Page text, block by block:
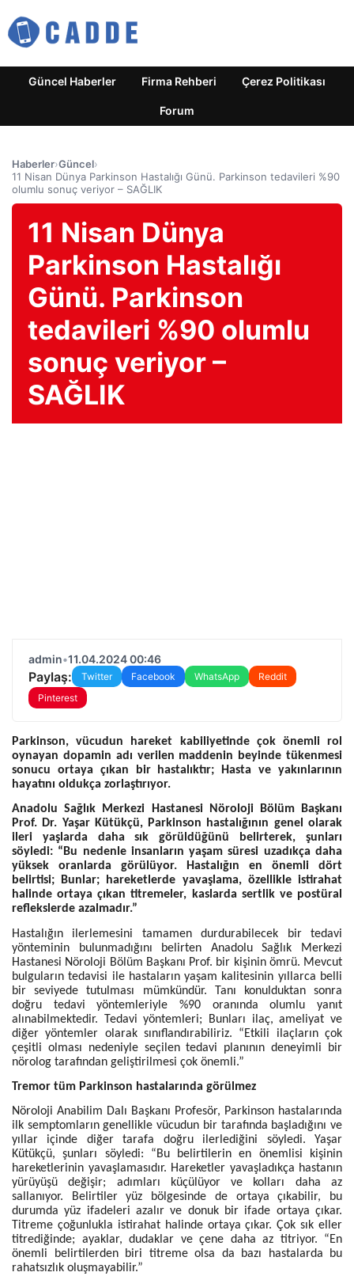
Güncel Haberler Firma Rehberi Çerez Politikası
Forum
Haberler›Güncel›
11 Nisan Dünya Parkinson Hastalığı Günü. Parkinson tedavileri %90
olumlu sonuç veriyor – SAĞLIK
11 Nisan Dünya
Parkinson Hastalığı
Günü. Parkinson
tedavileri %90 olumlu
sonuç veriyor –
SAĞLIK
admin•11.04.2024 00:46
Paylaş: Twitter Facebook WhatsApp
Reddit
Pinterest
Parkinson, vücudun hareket kabiliyetinde çok önemli rol
oynayan dopamin adı verilen maddenin beyinde tükenmesi
sonucu ortaya çıkan bir hastalıktır; Hasta ve yakınlarının
hayatını oldukça zorlaştırıyor.
Anadolu Sağlık Merkezi Hastanesi Nöroloji Bölüm Başkanı
Prof. Dr. Yaşar Kütükçü, Parkinson hastalığının genel olarak
ileri yaşlarda daha sık görüldüğünü belirterek, şunları
söyledi: “Bu nedenle insanların yaşam süresi uzadıkça daha
yüksek oranlarda görülüyor. Hastalığın en önemli dört
belirtisi; Bunlar; hareketlerde yavaşlama, özellikle istirahat
halinde ortaya çıkan titremeler, kaslarda sertlik ve postüral
reflekslerde azalmadır.”
Hastalığın ilerlemesini tamamen durdurabilecek bir tedavi
yönteminin bulunmadığını belirten Anadolu Sağlık Merkezi
Hastanesi Nöroloji Bölüm Başkanı Prof. bir kişinin ömrü. Mevcut
bulguların tedavisi ile hastaların yaşam kalitesinin yıllarca belli
bir seviyede tutulması mümkündür. Tanı konulduktan sonra
doğru tedavi yöntemleriyle %90 oranında olumlu yanıt
alınabilmektedir. Tedavi yöntemleri; Bunları ilaç, ameliyat ve
diğer yöntemler olarak sınıflandırabiliriz. “Etkili ilaçların çok
çeşitli olması nedeniyle seçilen tedavi planının deneyimli bir
nörolog tarafından geliştirilmesi çok önemli.”
Tremor tüm Parkinson hastalarında görülmez
Nöroloji Anabilim Dalı Başkanı Profesör, Parkinson hastalarında
ilk semptomların genellikle vücudun bir tarafında başladığını ve
yıllar içinde diğer tarafa doğru ilerlediğini söyledi. Yaşar
Kütükçü, şunları söyledi: “Bu belirtilerin en önemlisi kişinin
hareketlerinin yavaşlamasıdır. Hareketler yavaşladıkça hastanın
yürüyüşü değişir; adımları küçülüyor ve kolları daha az
sallanıyor. Belirtiler yüz bölgesinde de ortaya çıkabilir, bu
durumda yüz ifadeleri azalır ve donuk bir ifade ortaya çıkar.
Titreme çoğunlukla istirahat halinde ortaya çıkar. Çok sık eller
titrediğinde; ayaklar, dudaklar ve çene daha az titriyor. “En
önemli belirtilerden biri titreme olsa da bazı hastalarda bu
rahatsızlık oluşmayabilir.”